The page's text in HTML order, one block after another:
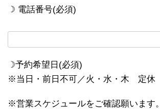
☽ 電話番号(必須)
☽予約希望日(必須)
※当日・前日不可／火・水・木 定休
※営業スケジュールをご確認願います。